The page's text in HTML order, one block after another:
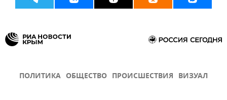
ПОЛИТИКА ОБЩЕСТВО ПРОИСШЕСТВИЯ ВИЗУАЛ